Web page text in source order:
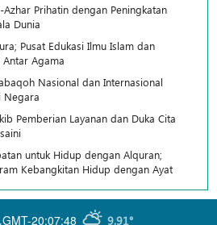
Prihatin dengan Peningkatan
Dunia
Pusat Edukasi Ilmu Islam dan
Antar Agama
Nasional dan Internasional
Negara
Pemberian Layanan dan Duka Cita
untuk Hidup dengan Alquran;
Kebangkitan Hidup dengan Ayat
GMT-20:07:48 9.91°
,